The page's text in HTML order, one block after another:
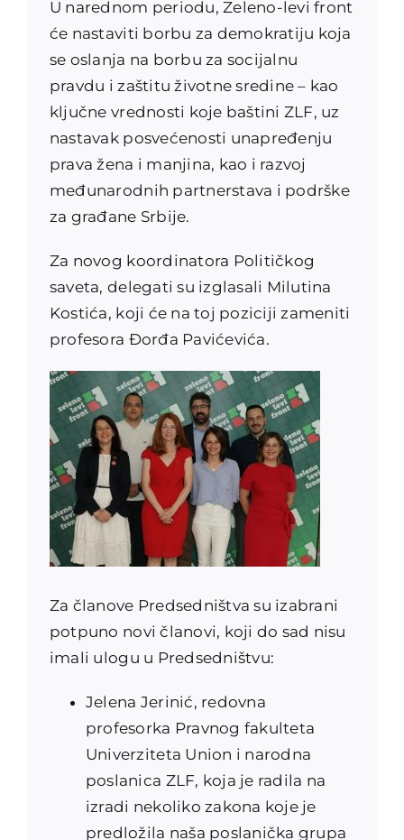
U narednom periodu, Zeleno-levi front
će nastaviti borbu za demokratiju koja
se oslanja na borbu za socijalnu
pravdu i zaštitu životne sredine – kao
ključne vrednosti koje baštini ZLF, uz
nastavak posvećenosti unapređenju
prava žena i manjina, kao i razvoj
međunarodnih partnerstava i podrške
za građane Srbije.
Za novog koordinatora Političkog
saveta, delegati su izglasali Milutina
Kostića, koji će na toj poziciji zameniti
profesora Đorđa Pavićevića.
Za članove Predsedništva su izabrani
potpuno novi članovi, koji do sad nisu
imali ulogu u Predsedništvu:
Jelena Jerinić, redovna
profesorka Pravnog fakulteta
Univerziteta Union i narodna
poslanica ZLF, koja je radila na
izradi nekoliko zakona koje je
predložila naša poslanička grupa